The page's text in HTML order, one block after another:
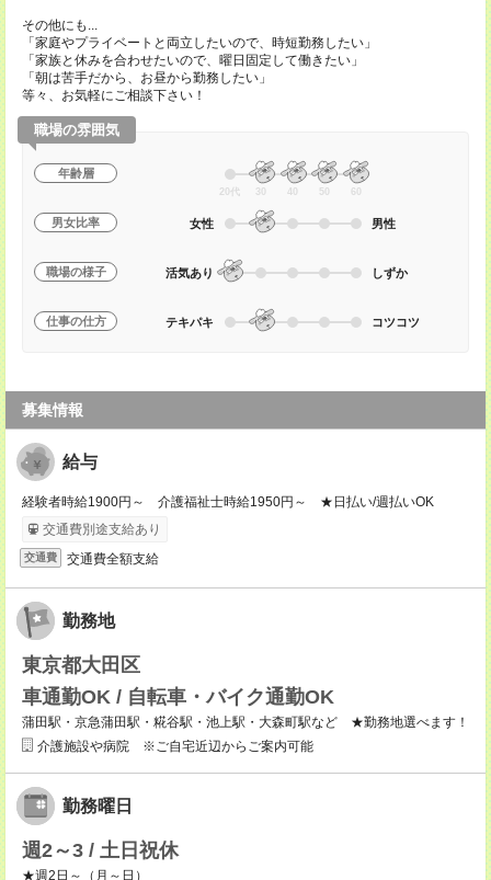
その他にも...
「家庭やプライベートと両立したいので、時短勤務したい」
「家族と休みを合わせたいので、曜日固定して働きたい」
「朝は苦手だから、お昼から勤務したい」
等々、お気軽にご相談下さい！
職場の雰囲気
年齢層
20代 30 40 50 60
男女比率 女性 男性
職場の様子 活気あり しずか
仕事の仕方 テキパキ コツコツ
募集情報
給与
経験者時給1900円～ 介護福祉士時給1950円～ ★日払い/週払いOK
交通費別途支給あり
交通費 交通費全額支給
勤務地
東京都大田区
車通勤OK / 自転車・バイク通勤OK
蒲田駅・京急蒲田駅・糀谷駅・池上駅・大森町駅など ★勤務地選べます！
介護施設や病院 ※ご自宅近辺からご案内可能
勤務曜日
週2～3 / 土日祝休
★週2日～（月～日）